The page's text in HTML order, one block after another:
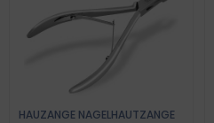
HAUZANGE NAGELHAUTZANGE